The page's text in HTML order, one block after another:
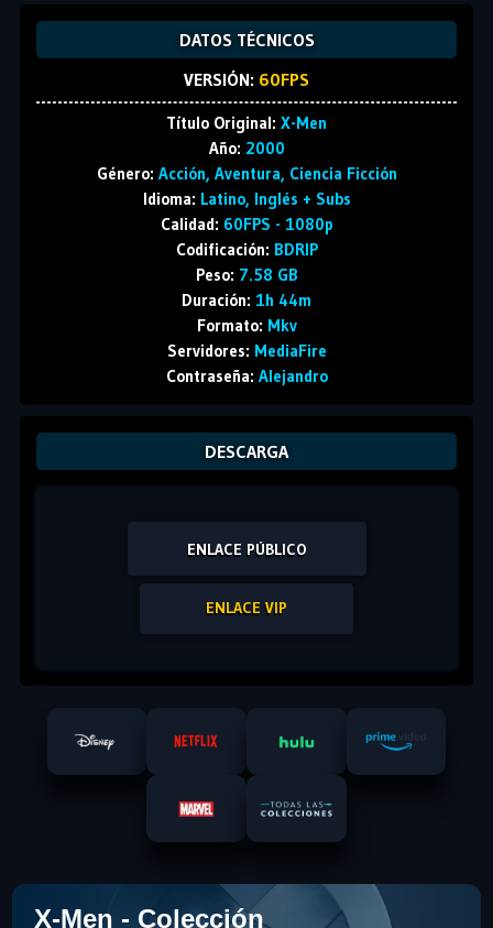
DATOS TÉCNICOS
VERSIÓN: 60FPS
Título Original: X-Men
Año: 2000
Género: Acción, Aventura, Ciencia Ficción
Idioma: Latino, Inglés + Subs
Calidad: 60FPS - 1080p
Codificación: BDRIP
Peso: 7.58 GB
Duración: 1h 44m
Formato: Mkv
Servidores: MediaFire
Contraseña: Alejandro
DESCARGA
ENLACE PÚBLICO
ENLACE VIP
X-Men - Colección